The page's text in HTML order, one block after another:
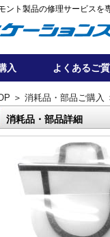
ント製品の修理サービスを
入 よくあるご
＞ 消耗品・部品ご購入
消耗品・部品詳細